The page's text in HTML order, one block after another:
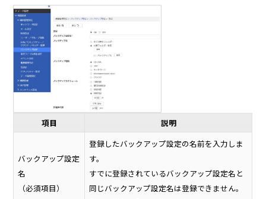
項目 説明
バックアップ設定
名
（必須項目）
登録したバックアップ設定の名前を入力しま
す。
すでに登録されているバックアップ設定名と
同じバックアップ設定名は登録できません。